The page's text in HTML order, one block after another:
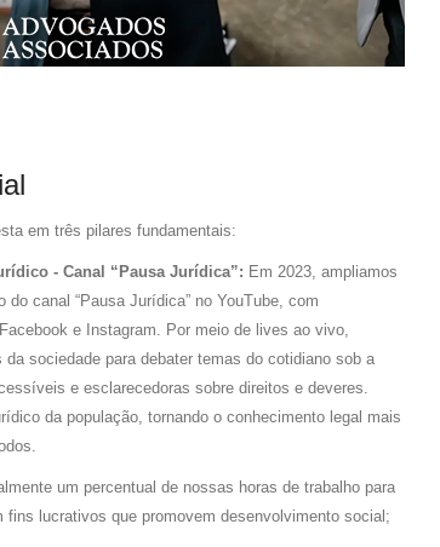
em três pilares fundamentais:
- Canal “Pausa Jurídica”: Em 2023, ampliamos
canal “Pausa Jurídica” no YouTube, com
e Instagram. Por meio de lives ao vivo,
sociedade para debater temas do cotidiano sob a
e esclarecedoras sobre direitos e deveres.
da população, tornando o conhecimento legal mais
um percentual de nossas horas de trabalho para
fins lucrativos que promovem desenvolvimento social;